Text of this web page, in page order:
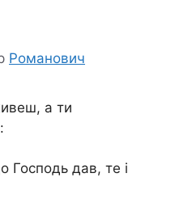
Романович
а ти
Господь дав, те і